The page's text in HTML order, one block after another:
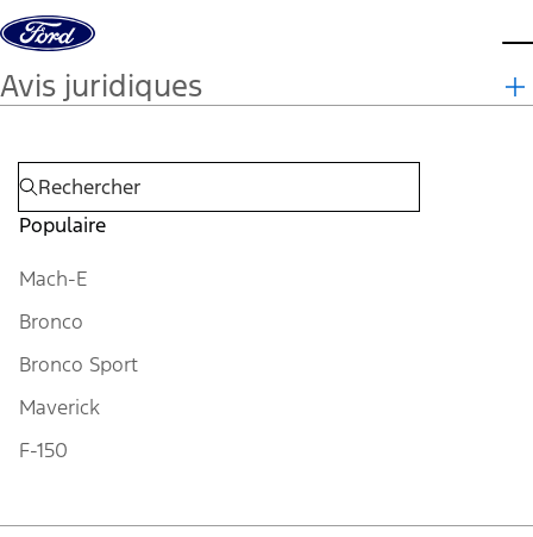
Aller au contenu
Avis juridiques
Populaire
Mach-E
Bronco
Bronco Sport
Maverick
F-150